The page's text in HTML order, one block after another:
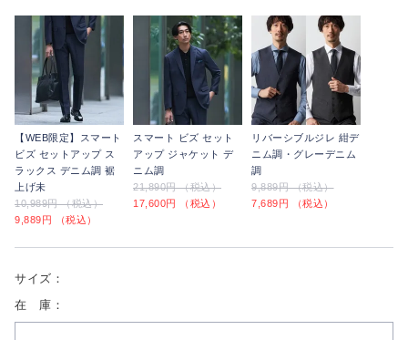
【WEB限定】スマート
ビズ セットアップ ス
ラックス デニム調 裾
上げ未
10,989円 （税込）
9,889円 （税込）
スマート ビズ セット
アップ ジャケット デ
ニム調
21,890円 （税込）
17,600円 （税込）
リバーシブルジレ 紺デ
ニム調・グレーデニム
調
9,889円 （税込）
7,689円 （税込）
サイズ：
在 庫：